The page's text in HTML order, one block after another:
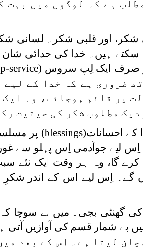
ہے کہ لوگوں میں بہت
اور قلبی شکر۔ لسانی
ہیں۔ خدا کی خدائی شان
صرف ایک لِپ سروس service)
ضروری ہے کہ خدا کے لیے
پر قائم ہوجائے، وہ ایک
مطلوب شکر کی حیثیت
احسانات(blessings) پر
اِس لیے جوآدمی اِس پہلو سے
کرے گا، وہ ہر وقت ایک نئے
گے۔ اِس لیے اس کے اندر شکرِ
کی گھنٹی بجی۔ میں نے سوچا
شمار قسم کی آوازیں آتی
لیتا ہے۔ اس کے بعد